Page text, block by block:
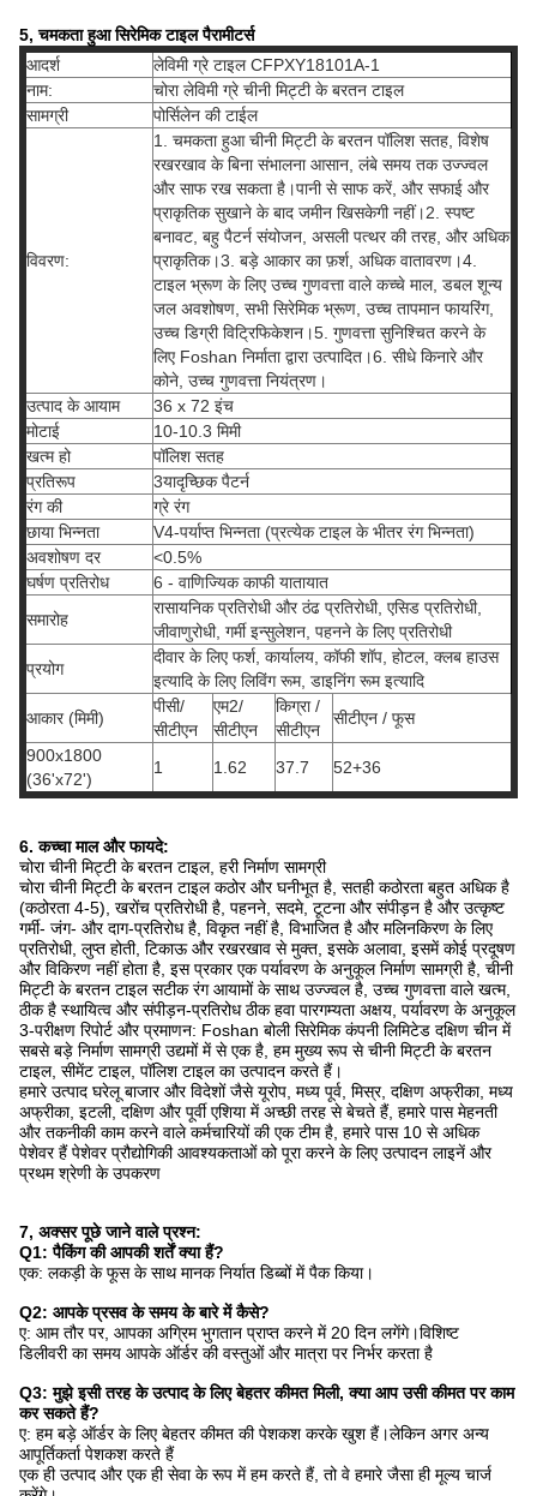
5, चमकता हुआ सिरेमिक टाइल पैरामीटर्स
आदर्श
लेविमी ग्रे टाइल CFPXY18101A-1
नाम:
चोरा लेविमी ग्रे चीनी मिट्टी के बरतन टाइल
सामग्री
पोर्सिलेन की टाईल
विवरण:
1. चमकता हुआ चीनी मिट्टी के बरतन पॉलिश सतह, विशेष
रखरखाव के बिना संभालना आसान, लंबे समय तक उज्ज्वल
और साफ रख सकता है।पानी से साफ करें, और सफाई और
प्राकृतिक सुखाने के बाद जमीन खिसकेगी नहीं।2. स्पष्ट
बनावट, बहु पैटर्न संयोजन, असली पत्थर की तरह, और अधिक
प्राकृतिक।3. बड़े आकार का फ़र्श, अधिक वातावरण।4.
टाइल भ्रूण के लिए उच्च गुणवत्ता वाले कच्चे माल, डबल शून्य
जल अवशोषण, सभी सिरेमिक भ्रूण, उच्च तापमान फायरिंग,
उच्च डिग्री विट्रिफिकेशन।5. गुणवत्ता सुनिश्चित करने के
लिए Foshan निर्माता द्वारा उत्पादित।6. सीधे किनारे और
कोने, उच्च गुणवत्ता नियंत्रण।
उत्पाद के आयाम
36 x 72 इंच
मोटाई
10-10.3 मिमी
खत्म हो
पॉलिश सतह
प्रतिरूप
3यादृच्छिक पैटर्न
रंग की
ग्रे रंग
छाया भिन्नता
V4-पर्याप्त भिन्नता (प्रत्येक टाइल के भीतर रंग भिन्नता)
अवशोषण दर
<0.5%
घर्षण प्रतिरोध
6 - वाणिज्यिक काफी यातायात
समारोह
रासायनिक प्रतिरोधी और ठंढ प्रतिरोधी, एसिड प्रतिरोधी,
जीवाणुरोधी, गर्मी इन्सुलेशन, पहनने के लिए प्रतिरोधी
प्रयोग
दीवार के लिए फर्श, कार्यालय, कॉफी शॉप, होटल, क्लब हाउस
इत्यादि के लिए लिविंग रूम, डाइनिंग रूम इत्यादि
आकार (मिमी)
पीसी/
सीटीएन
एम2/
सीटीएन
किग्रा /
सीटीएन
सीटीएन / फूस
900x1800
(36'x72')
1 1.62 37.7 52+36
6. कच्चा माल और फायदे:
चोरा चीनी मिट्टी के बरतन टाइल, हरी निर्माण सामग्री
चोरा चीनी मिट्टी के बरतन टाइल कठोर और घनीभूत है, सतही कठोरता बहुत अधिक है
(कठोरता 4-5), खरोंच प्रतिरोधी है, पहनने, सदमे, टूटना और संपीड़न है और उत्कृष्ट
गर्मी- जंग- और दाग-प्रतिरोध है, विकृत नहीं है, विभाजित है और मलिनकिरण के लिए
प्रतिरोधी, लुप्त होती, टिकाऊ और रखरखाव से मुक्त, इसके अलावा, इसमें कोई प्रदूषण
और विकिरण नहीं होता है, इस प्रकार एक पर्यावरण के अनुकूल निर्माण सामग्री है, चीनी
मिट्टी के बरतन टाइल सटीक रंग आयामों के साथ उज्ज्वल है, उच्च गुणवत्ता वाले खत्म,
ठीक है स्थायित्व और संपीड़न-प्रतिरोध ठीक हवा पारगम्यता अक्षय, पर्यावरण के अनुकूल
3-परीक्षण रिपोर्ट और प्रमाणन: Foshan बोली सिरेमिक कंपनी लिमिटेड दक्षिण चीन में
सबसे बड़े निर्माण सामग्री उद्यमों में से एक है, हम मुख्य रूप से चीनी मिट्टी के बरतन
टाइल, सीमेंट टाइल, पॉलिश टाइल का उत्पादन करते हैं।
हमारे उत्पाद घरेलू बाजार और विदेशों जैसे यूरोप, मध्य पूर्व, मिस्र, दक्षिण अफ्रीका, मध्य
अफ्रीका, इटली, दक्षिण और पूर्वी एशिया में अच्छी तरह से बेचते हैं, हमारे पास मेहनती
और तकनीकी काम करने वाले कर्मचारियों की एक टीम है, हमारे पास 10 से अधिक
पेशेवर हैं पेशेवर प्रौद्योगिकी आवश्यकताओं को पूरा करने के लिए उत्पादन लाइनें और
प्रथम श्रेणी के उपकरण
7, अक्सर पूछे जाने वाले प्रश्न:
Q1: पैकिंग की आपकी शर्तें क्या हैं?
एक: लकड़ी के फूस के साथ मानक निर्यात डिब्बों में पैक किया।
Q2: आपके प्रसव के समय के बारे में कैसे?
ए: आम तौर पर, आपका अग्रिम भुगतान प्राप्त करने में 20 दिन लगेंगे।विशिष्ट
डिलीवरी का समय आपके ऑर्डर की वस्तुओं और मात्रा पर निर्भर करता है
Q3: मुझे इसी तरह के उत्पाद के लिए बेहतर कीमत मिली, क्या आप उसी कीमत पर काम
कर सकते हैं?
ए: हम बड़े ऑर्डर के लिए बेहतर कीमत की पेशकश करके खुश हैं।लेकिन अगर अन्य
आपूर्तिकर्ता पेशकश करते हैं
एक ही उत्पाद और एक ही सेवा के रूप में हम करते हैं, तो वे हमारे जैसा ही मूल्य चार्ज